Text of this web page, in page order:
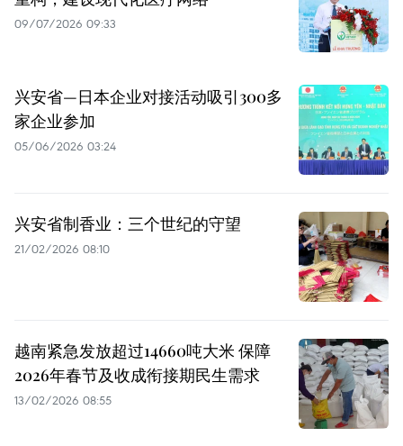
09/07/2026 09:33
兴安省—日本企业对接活动吸引300多
家企业参加
05/06/2026 03:24
兴安省制香业：三个世纪的守望
21/02/2026 08:10
越南紧急发放超过14660吨大米 保障
2026年春节及收成衔接期民生需求
13/02/2026 08:55